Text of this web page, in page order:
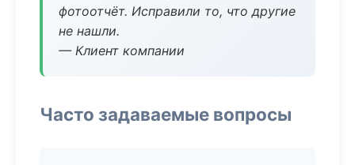
фотоотчёт. Исправили то, что другие
не нашли.
— Клиент компании
Часто задаваемые вопросы